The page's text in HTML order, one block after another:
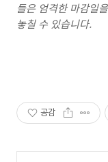
들은 엄격한 마감일
놓칠 수 있습니다.
공감